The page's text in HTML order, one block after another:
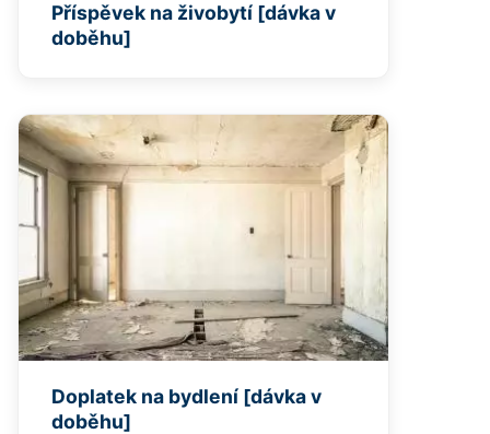
Příspěvek na živobytí [dávka v
doběhu]
Doplatek na bydlení [dávka v
doběhu]